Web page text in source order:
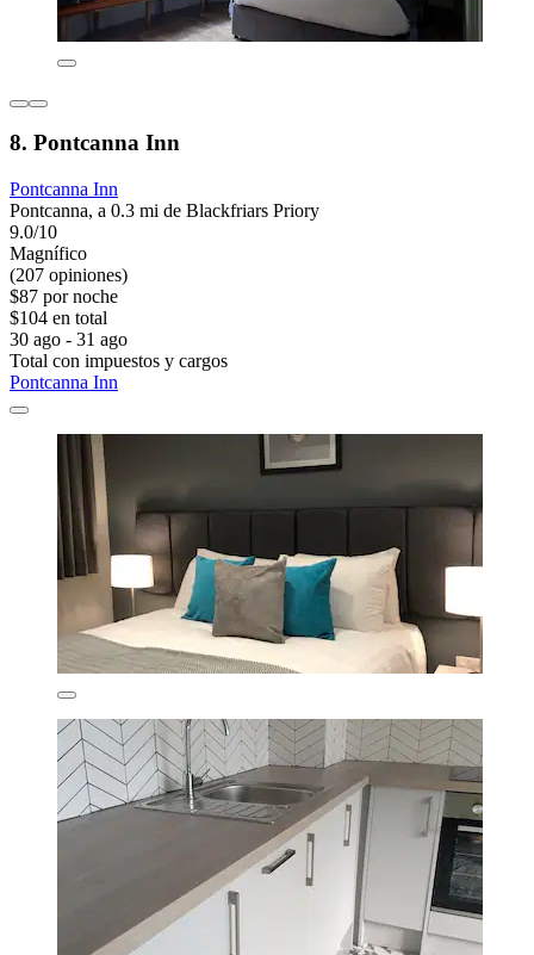
8. Pontcanna Inn
Pontcanna Inn
Pontcanna, a 0.3 mi de Blackfriars Priory
9.0/10
Magnífico
(207 opiniones)
$87 por noche
$104 en total
30 ago - 31 ago
Total con impuestos y cargos
Pontcanna Inn